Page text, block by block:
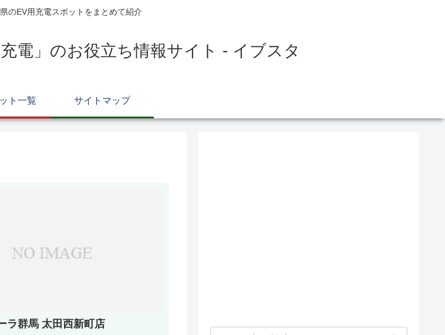
のEV用充電スポットをまとめて紹介
電」のお役立ち情報サイト - イブスタ
ト一覧 サイトマップ
ラ群馬 太田西新町店